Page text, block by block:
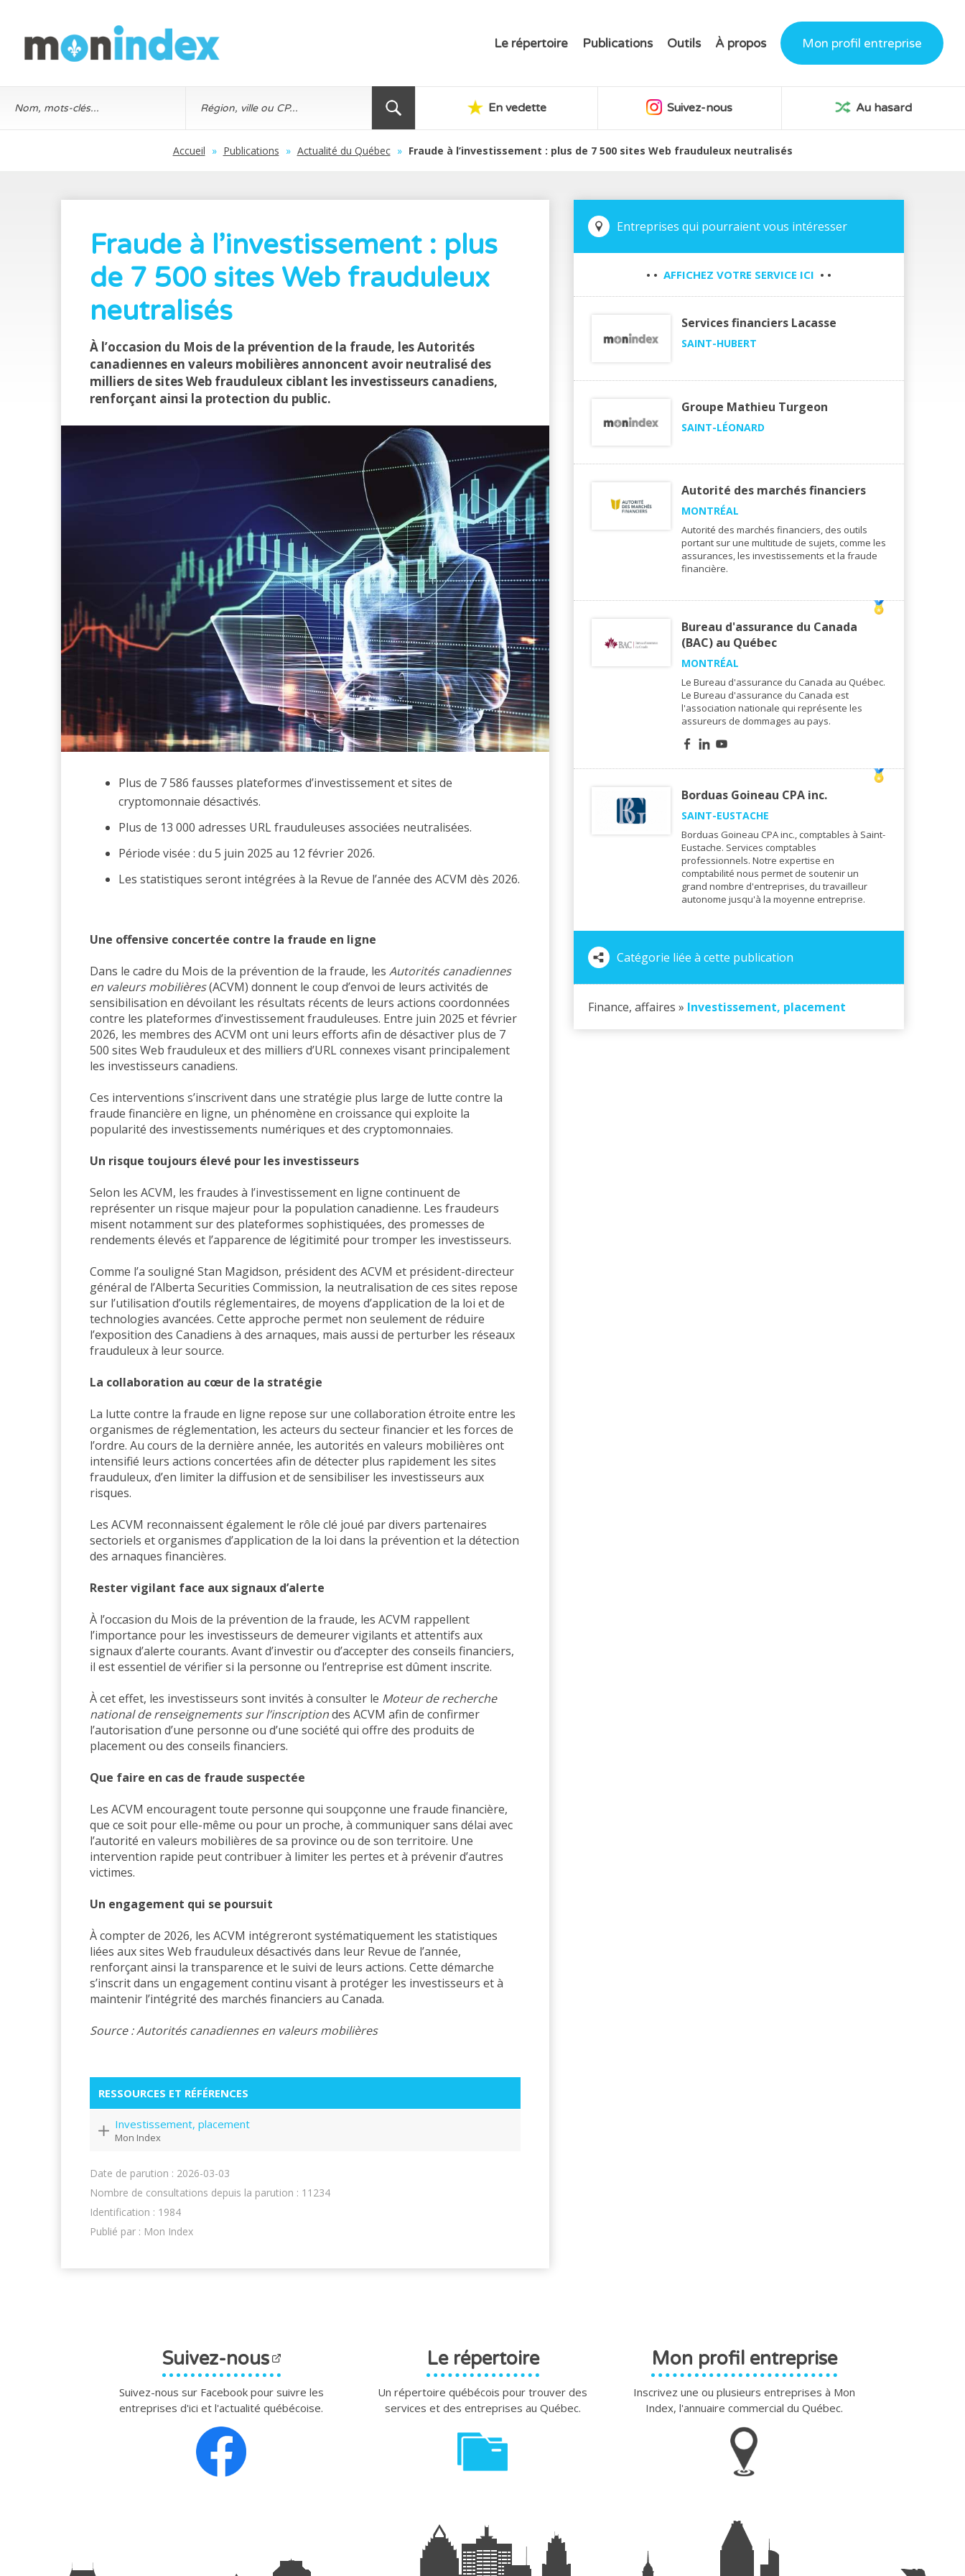
Le répertoire Publications Outils À propos Mon profil entreprise
En vedette Suivez-nous Au hasard
Accueil » Publications » Actualité du Québec » Fraude à l’investissement : plus de 7 500 sites Web frauduleux neutralisés
Fraude à l’investissement : plus
de 7 500 sites Web frauduleux
neutralisés
À l’occasion du Mois de la prévention de la fraude, les Autorités
canadiennes en valeurs mobilières annoncent avoir neutralisé des
milliers de sites Web frauduleux ciblant les investisseurs canadiens,
renforçant ainsi la protection du public.
Plus de 7 586 fausses plateformes d’investissement et sites de
cryptomonnaie désactivés.
Plus de 13 000 adresses URL frauduleuses associées neutralisées.
Période visée : du 5 juin 2025 au 12 février 2026.
Les statistiques seront intégrées à la Revue de l’année des ACVM dès 2026.
Une offensive concertée contre la fraude en ligne
Dans le cadre du Mois de la prévention de la fraude, les Autorités canadiennes
en valeurs mobilières(ACVM) donnent le coup d’envoi de leurs activités de
sensibilisation en dévoilant les résultats récents de leurs actions coordonnées
contre les plateformes d’investissement frauduleuses. Entre juin 2025 et février
2026, les membres des ACVM ont uni leurs efforts afin de désactiver plus de 7
500 sites Web frauduleux et des milliers d’URL connexes visant principalement
les investisseurs canadiens.
Ces interventions s’inscrivent dans une stratégie plus large de lutte contre la
fraude financière en ligne, un phénomène en croissance qui exploite la
popularité des investissements numériques et des cryptomonnaies.
Un risque toujours élevé pour les investisseurs
Selon les ACVM, les fraudes à l’investissement en ligne continuent de
représenter un risque majeur pour la population canadienne. Les fraudeurs
misent notamment sur des plateformes sophistiquées, des promesses de
rendements élevés et l’apparence de légitimité pour tromper les investisseurs.
Comme l’a souligné Stan Magidson, président des ACVM et président-directeur
général de l’Alberta Securities Commission, la neutralisation de ces sites repose
sur l’utilisation d’outils réglementaires, de moyens d’application de la loi et de
technologies avancées. Cette approche permet non seulement de réduire
l’exposition des Canadiens à des arnaques, mais aussi de perturber les réseaux
frauduleux à leur source.
La collaboration au cœur de la stratégie
La lutte contre la fraude en ligne repose sur une collaboration étroite entre les
organismes de réglementation, les acteurs du secteur financier et les forces de
l’ordre. Au cours de la dernière année, les autorités en valeurs mobilières ont
intensifié leurs actions concertées afin de détecter plus rapidement les sites
frauduleux, d’en limiter la diffusion et de sensibiliser les investisseurs aux
risques.
Les ACVM reconnaissent également le rôle clé joué par divers partenaires
sectoriels et organismes d’application de la loi dans la prévention et la détection
des arnaques financières.
Rester vigilant face aux signaux d’alerte
À l’occasion du Mois de la prévention de la fraude, les ACVM rappellent
l’importance pour les investisseurs de demeurer vigilants et attentifs aux
signaux d’alerte courants. Avant d’investir ou d’accepter des conseils financiers,
il est essentiel de vérifier si la personne ou l’entreprise est dûment inscrite.
À cet effet, les investisseurs sont invités à consulter le Moteur de recherche
national de renseignements sur l’inscriptiondes ACVM afin de confirmer
l’autorisation d’une personne ou d’une société qui offre des produits de
placement ou des conseils financiers.
Que faire en cas de fraude suspectée
Les ACVM encouragent toute personne qui soupçonne une fraude financière,
que ce soit pour elle-même ou pour un proche, à communiquer sans délai avec
l’autorité en valeurs mobilières de sa province ou de son territoire. Une
intervention rapide peut contribuer à limiter les pertes et à prévenir d’autres
victimes.
Un engagement qui se poursuit
À compter de 2026, les ACVM intégreront systématiquement les statistiques
liées aux sites Web frauduleux désactivés dans leur Revue de l’année,
renforçant ainsi la transparence et le suivi de leurs actions. Cette démarche
s’inscrit dans un engagement continu visant à protéger les investisseurs et à
maintenir l’intégrité des marchés financiers au Canada.
Source : Autorités canadiennes en valeurs mobilières
RESSOURCES ET RÉFÉRENCES
Investissement, placement
Mon Index
Date de parution : 2026-03-03
Nombre de consultations depuis la parution : 11234
Identification : 1984
Publié par : Mon Index
Entreprises qui pourraient vous intéresser
• • AFFICHEZ VOTRE SERVICE ICI • •
Services financiers Lacasse
SAINT-HUBERT
Groupe Mathieu Turgeon
SAINT-LÉONARD
Autorité des marchés financiers
MONTRÉAL
Autorité des marchés financiers, des outils
portant sur une multitude de sujets, comme les
assurances, les investissements et la fraude
financière.
Bureau d'assurance du Canada
(BAC) au Québec
MONTRÉAL
Le Bureau d'assurance du Canada au Québec.
Le Bureau d'assurance du Canada est
l'association nationale qui représente les
assureurs de dommages au pays.
Borduas Goineau CPA inc.
SAINT-EUSTACHE
Borduas Goineau CPA inc., comptables à Saint-
Eustache. Services comptables
professionnels. Notre expertise en
comptabilité nous permet de soutenir un
grand nombre d'entreprises, du travailleur
autonome jusqu'à la moyenne entreprise.
Catégorie liée à cette publication
Finance, affaires » Investissement, placement
Suivez-nous
Suivez-nous sur Facebook pour suivre les
entreprises d'ici et l'actualité québécoise.
Le répertoire
Un répertoire québécois pour trouver des
services et des entreprises au Québec.
Mon profil entreprise
Inscrivez une ou plusieurs entreprises à Mon
Index, l'annuaire commercial du Québec.